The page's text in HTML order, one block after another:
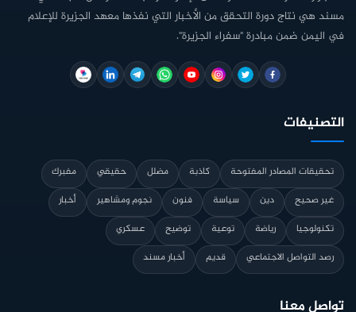
مسند هي نتاج دورة التحقق من الأخبار التي نفذها معهد الجزيرة للإعلام
في اليمن ضمن مبادرة "سفراء الجزيرة".
التصنيفات
تحقيقات المصادر المفتوحة كاذبة مضلل حقيقي
مفبرك
غير صحيح
دين سياسة فنون نجوم ومشاهير
أخبار
تكنولوجيا
رياضة توعية توضيح
عسكري
رصد التواصل الاجتماعي
قديم أخبار مسند
تواصل معنا